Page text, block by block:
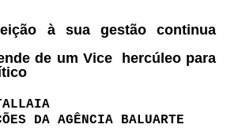
à sua gestão continua
de um Vice hercúleo para
DA AGÊNCIA BALUARTE